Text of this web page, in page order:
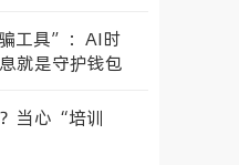
工具”：AI时
就是守护钱包
当心“培训